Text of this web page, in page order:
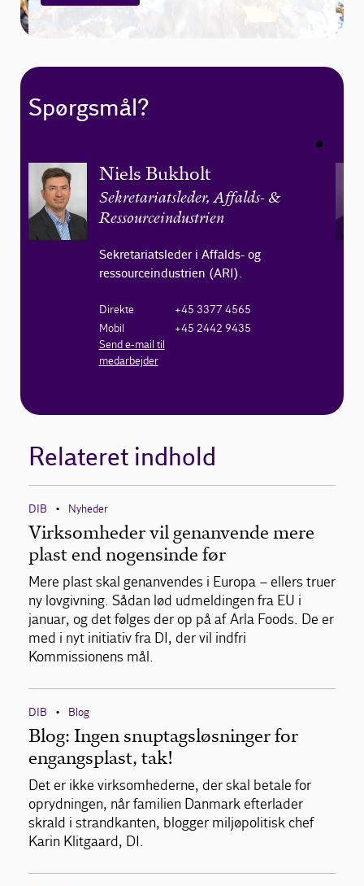
Spørgsmål?
Niels Bukholt
Sekretariatsleder, Affalds- &
Ressourceindustrien
Sekretariatsleder i Affalds- og
ressourceindustrien (ARI).
Direkte
+45 3377 4565
Mobil
+45 2442 9435
Send e-mail til
medarbejder
Relateret indhold
DIB • Nyheder
Virksomheder vil genanvende mere
plast end nogensinde før
Mere plast skal genanvendes i Europa – ellers truer
ny lovgivning. Sådan lød udmeldingen fra EU i
januar, og det følges der op på af Arla Foods. De er
med i nyt initiativ fra DI, der vil indfri
Kommissionens mål.
DIB • Blog
Blog: Ingen snuptagsløsninger for
engangsplast, tak!
Det er ikke virksomhederne, der skal betale for
oprydningen, når familien Danmark efterlader
skrald i strandkanten, blogger miljøpolitisk chef
Karin Klitgaard, DI.